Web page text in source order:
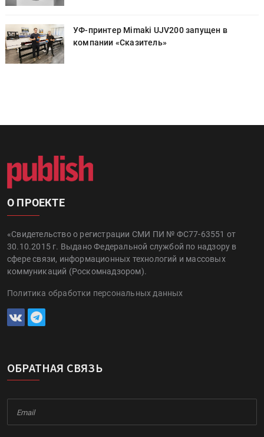
УФ-принтер Mimaki UJV200 запущен в
компании «Сказитель»
О ПРОЕКТЕ
«Свидетельство о регистрации СМИ ПИ № ФС77-63551 от
30.10.2015 г. Выдано Федеральной службой по надзору в
сфере связи, информационных технологий и массовых
коммуникаций (Роскомнадзором).
Политика обработки персональных данных
ОБРАТНАЯ СВЯЗЬ